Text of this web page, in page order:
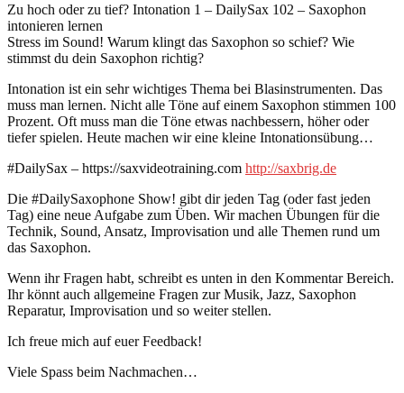
Zu hoch oder zu tief? Intonation 1 – DailySax 102 – Saxophon
intonieren lernen
Stress im Sound! Warum klingt das Saxophon so schief? Wie
stimmst du dein Saxophon richtig?
Intonation ist ein sehr wichtiges Thema bei Blasinstrumenten. Das
muss man lernen. Nicht alle Töne auf einem Saxophon stimmen 100
Prozent. Oft muss man die Töne etwas nachbessern, höher oder
tiefer spielen. Heute machen wir eine kleine Intonationsübung…
#DailySax – https://saxvideotraining.com http://saxbrig.de
Die #DailySaxophone Show! gibt dir jeden Tag (oder fast jeden
Tag) eine neue Aufgabe zum Üben. Wir machen Übungen für die
Technik, Sound, Ansatz, Improvisation und alle Themen rund um
das Saxophon.
Wenn ihr Fragen habt, schreibt es unten in den Kommentar Bereich.
Ihr könnt auch allgemeine Fragen zur Musik, Jazz, Saxophon
Reparatur, Improvisation und so weiter stellen.
Ich freue mich auf euer Feedback!
Viele Spass beim Nachmachen…